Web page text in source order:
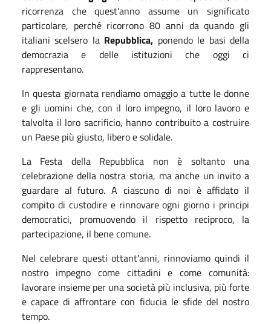
ricorrenza che quest'anno assume un significato
particolare, perché ricorrono 80 anni da quando gli
italiani scelsero la Repubblica, ponendo le basi della
democrazia e delle istituzioni che oggi ci
rappresentano.
In questa giornata rendiamo omaggio a tutte le donne
e gli uomini che, con il loro impegno, il loro lavoro e
talvolta il loro sacrificio, hanno contribuito a costruire
un Paese più giusto, libero e solidale.
La Festa della Repubblica non è soltanto una
celebrazione della nostra storia, ma anche un invito a
guardare al futuro. A ciascuno di noi è affidato il
compito di custodire e rinnovare ogni giorno i principi
democratici, promuovendo il rispetto reciproco, la
partecipazione, il bene comune.
Nel celebrare questi ottant'anni, rinnoviamo quindi il
nostro impegno come cittadini e come comunità:
lavorare insieme per una società più inclusiva, più forte
e capace di affrontare con fiducia le sfide del nostro
tempo.